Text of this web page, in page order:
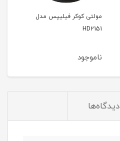
مولتی کوکر فیلیپس مدل
HD2151
ناموجود
دیدگاه‌ها